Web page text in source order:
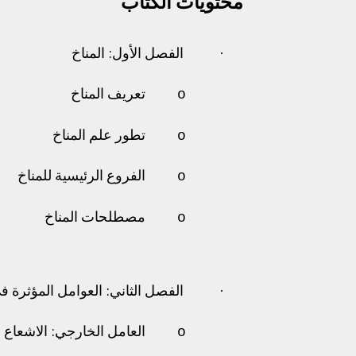
· الفصل الأول: المناخ
o تعريف المناخ
o تطور علم المناخ
o الفروع الرئيسية للمناخ
o مصطلحات المناخ
· الفصل الثاني: العوامل المؤثرة
o العامل الخارجي: الاشعاع